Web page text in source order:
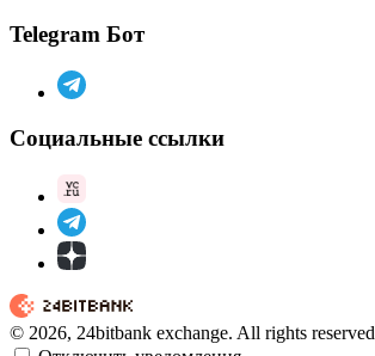
Telegram Бот
Социальные ссылки
© 2026, 24bitbank exchange. All rights reserved